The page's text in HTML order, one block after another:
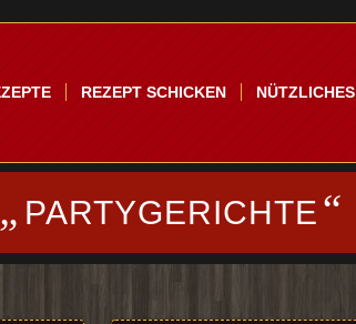
REZEPT SCHICKEN NÜTZLICHES
„ PARTYGERICHTE “